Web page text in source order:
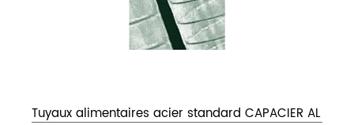
Tuyaux alimentaires acier standard CAPACIER AL